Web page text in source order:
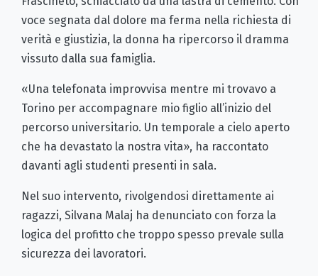
voce segnata dal dolore ma ferma nella richiesta di
verità e giustizia, la donna ha ripercorso il dramma
vissuto dalla sua famiglia.
«Una telefonata improvvisa mentre mi trovavo a
Torino per accompagnare mio figlio all’inizio del
percorso universitario. Un temporale a cielo aperto
che ha devastato la nostra vita», ha raccontato
davanti agli studenti presenti in sala.
Nel suo intervento, rivolgendosi direttamente ai
ragazzi, Silvana Malaj ha denunciato con forza la
logica del profitto che troppo spesso prevale sulla
sicurezza dei lavoratori.